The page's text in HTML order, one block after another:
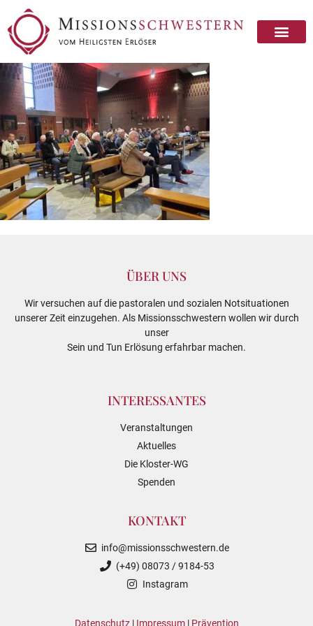
ÜBER UNS
Wir versuchen auf die pastoralen und sozialen Notsituationen
unserer Zeit einzugehen. Als Missionsschwestern wollen wir durch
unser
Sein und Tun Erlösung erfahrbar machen.
INTERESSANTES
Veranstaltungen
Aktuelles
Die Kloster-WG
Spenden
KONTAKT
info@missionsschwestern.de
(+49) 08073 / 9184-53
Instagram
Datenschutz| Impressum| Prävention